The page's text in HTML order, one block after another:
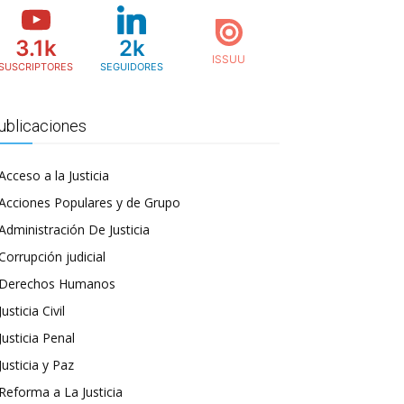
3.1k 2k
SEGUIDORES
a la Justicia
Populares y de Grupo
De Justicia
judicial
Humanos
Civil
Penal
y Paz
a La Justicia